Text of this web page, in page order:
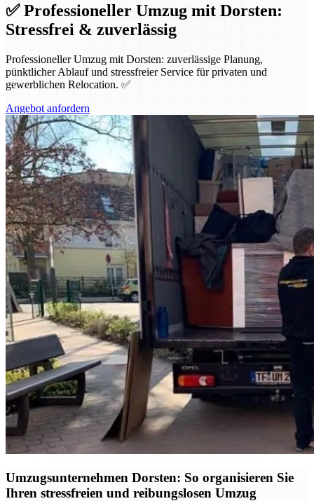
✅ Professioneller Umzug mit Dorsten:
Stressfrei & zuverlässig
Professioneller Umzug mit Dorsten: zuverlässige Planung,
pünktlicher Ablauf und stressfreier Service für privaten und
gewerblichen Relocation. ✅
Angebot anfordern
Umzugsunternehmen Dorsten: So organisieren Sie
Ihren stressfreien und reibungslosen Umzug